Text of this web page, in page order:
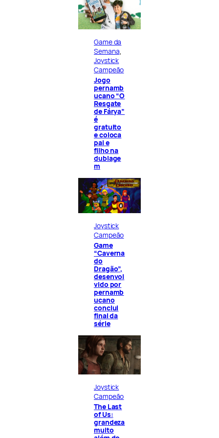
Game da
Semana
Joystick
Campeão
Jogo
pernamb
ucano “O
Resgate
de Fárya”
é
gratuito
e coloca
pai e
filho na
dublage
m
Joystick
Campeão
Game
“Caverna
do
Dragão”,
desenvol
vido por
pernamb
ucano
conclui
final da
série
Joystick
Campeão
The Last
of Us:
grandeza
muito